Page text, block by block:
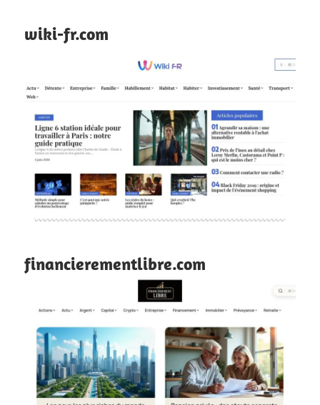
wiki-fr.com
financierementlibre.com